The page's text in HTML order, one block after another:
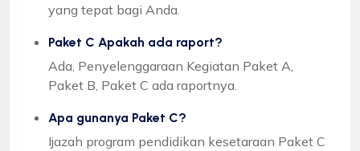
yang tepat bagi Anda.
Paket C Apakah ada raport?
Ada, Penyelenggaraan Kegiatan Paket A,
Paket B, Paket C ada raportnya.
Apa gunanya Paket C?
Ijazah program pendidikan kesetaraan Paket C